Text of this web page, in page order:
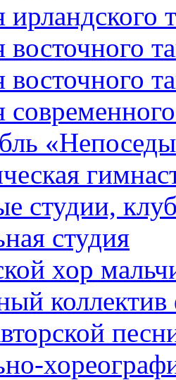
ирландского
восточного
восточного
студии,
студия
хор
коллектив